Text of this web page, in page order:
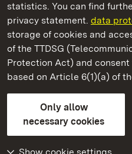
statistics. You can find
privacy statement. data
storage of cookies and
of the TTDSG
Protection Act) and
based on Article 6(1)(a) of
Only allow
necessary cookies
Ludwigsburg Residential Palace
State Palaces and
Contact usFAQMasthead
Declaration on barrier-free
BITV-konform (geprüfte